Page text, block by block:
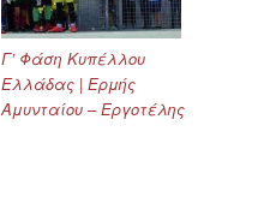
Γ’ Φάση Κυπέλλου
Ελλάδας | Ερμής
Αμυνταίου – Εργοτέλης